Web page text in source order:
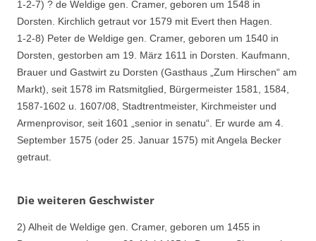
1-2-7) ? de Weldige gen. Cramer, geboren um 1548 in
Dorsten. Kirchlich getraut vor 1579 mit Evert then Hagen.
1-2-8) Peter de Weldige gen. Cramer, geboren um 1540 in
Dorsten, gestorben am 19. März 1611 in Dorsten. Kaufmann,
Brauer und Gastwirt zu Dorsten (Gasthaus „Zum Hirschen“ am
Markt), seit 1578 im Ratsmitglied, Bürgermeister 1581, 1584,
1587-1602 u. 1607/08, Stadtrentmeister, Kirchmeister und
Armenprovisor, seit 1601 „senior in senatu“. Er wurde am 4.
September 1575 (oder 25. Januar 1575) mit Angela Becker
getraut.
Die weiteren Geschwister
2) Alheit de Weldige gen. Cramer, geboren um 1455 in